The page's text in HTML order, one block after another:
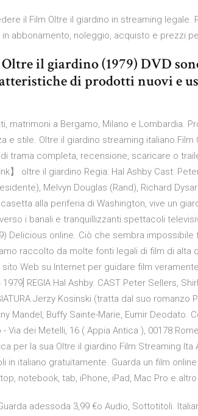
il Film Oltre il giardino in streaming legale.
abbonamento, noleggio, acquisto e prezzi
il giardino (1979) DVD
di prodotti nuovi e
matrimoni a Bergamo, Milano e Lombardia.
e stile. Oltre il giardino streaming italiano.Film
trama completa, recensione, scaricare o
】 oltre il giardino Regia: Hal Ashby Cast:
Melvyn Douglas (Rand), Richard
alla periferia di Washington, vive un
i banali e tranquillizzanti spettacoli
Delicious online. Ciò che sembra
raccolto da molte fonti legali di film di alta
Web su Internet per guidare film
REGIA Hal Ashby. CAST Peter Sellers,
Jerzy Kosinski (tratta dal suo romanzo
Mandel, Buffy Sainte-Marie, Eumir Deodato.
Via dei Metelli, 16 ( Appia Antica ), 00178
per la sua Oltre il giardino Film Streaming Ita
in italiano gratuitamente. Guarda un film
notebook, tab, iPhone, iPad, Mac Pro e altro
adessoda 3,99 €o Audio, Sottotitoli.